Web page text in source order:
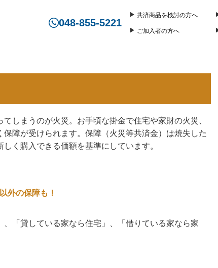
048-855-5221
共済商品を検討の方へ
ご加入者の方へ
しまうのが火災。お手頃な掛金で住宅や家財の火災、
保障が受けられます。保障（火災等共済金）は焼失した
く購入できる価額を基準にしています。
外の保障も！
、「貸している家なら住宅」、「借りている家なら家